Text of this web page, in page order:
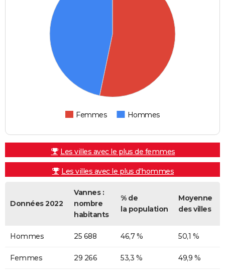
Femmes Hommes
Les villes avec le plus de femmes
Les villes avec le plus d'hommes
Données 2022
Vannes :
nombre
habitants
% de
la population
Moyenne
des villes
Hommes 25 688 46,7 % 50,1 %
Femmes 29 266 53,3 % 49,9 %